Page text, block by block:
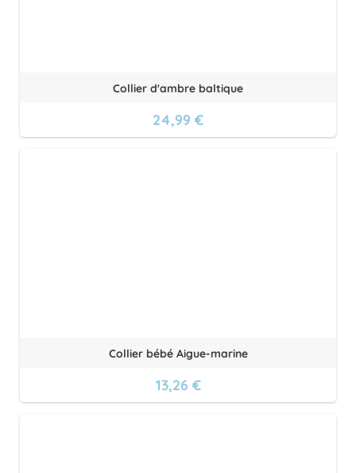
Collier d'ambre baltique
24,99 €
Collier bébé Aigue-marine
13,26 €